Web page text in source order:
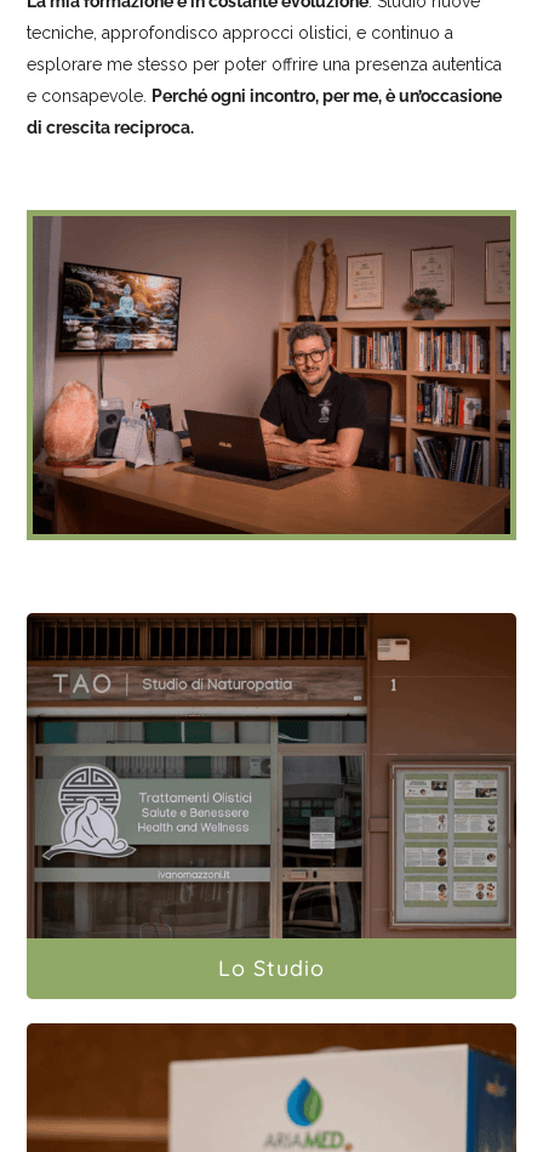
tecniche, approfondisco approcci olistici, e continuo a
esplorare me stesso per poter offrire una presenza autentica
e consapevole.
Perché ogni incontro, per me, è un’occasione
di crescita reciproca.
Lo Studio